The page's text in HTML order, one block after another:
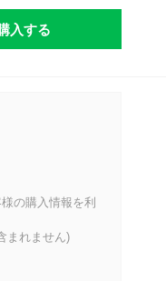
入する
の購入情報を利
まれません)